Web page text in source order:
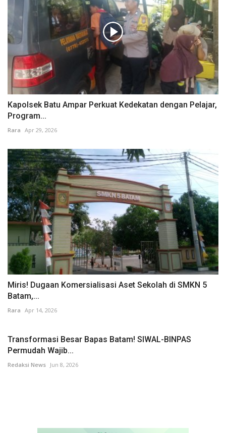
Kapolsek Batu Ampar Perkuat Kedekatan dengan Pelajar,
Program...
Rara Apr 29, 2026
Miris! Dugaan Komersialisasi Aset Sekolah di SMKN 5
Batam,...
Rara Apr 14, 2026
Transformasi Besar Bapas Batam! SIWAL-BINPAS
Permudah Wajib...
Redaksi News Jun 8, 2026